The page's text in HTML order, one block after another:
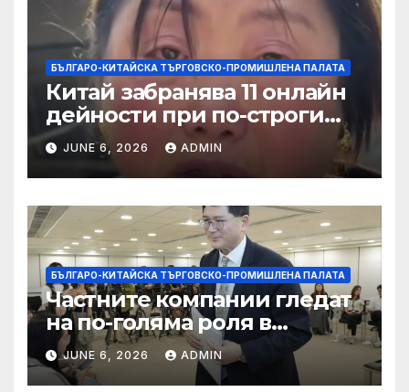
БЪЛГАРО-КИТАЙСКА ТЪРГОВСКО-ПРОМИШЛЕНА ПАЛАТА
Китай забранява 11 онлайн
дейности при по-строги
правила за ограничаване на
слуховете и
кибернасилниците
JUNE 6, 2026 ADMIN
БЪЛГАРО-КИТАЙСКА ТЪРГОВСКО-ПРОМИШЛЕНА ПАЛАТА
Частните компании гледат
на по-голяма роля в
стратегическата
енергетика
JUNE 6, 2026 ADMIN